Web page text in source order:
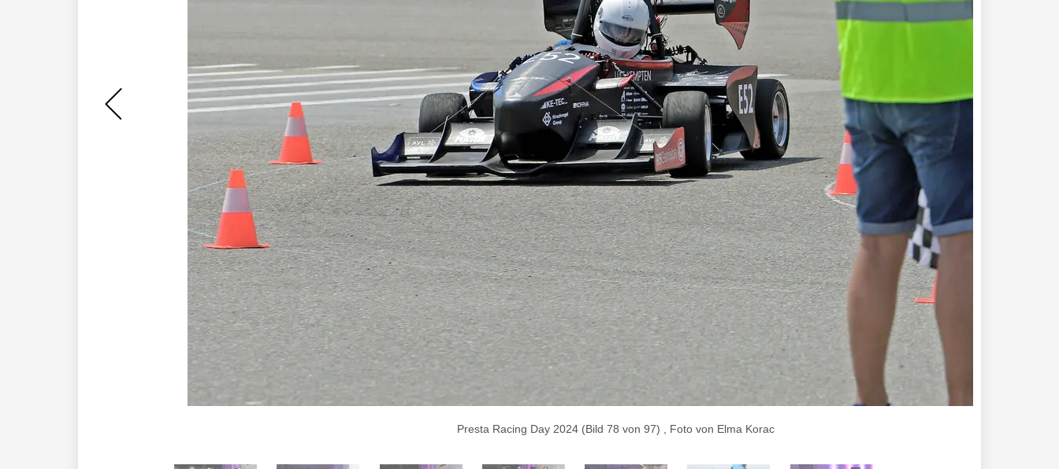
Presta Racing Day 2024 (Bild 78 von 97) , Foto von Elma Korac